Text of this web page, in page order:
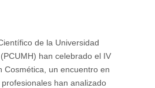
de la Universidad
han celebrado el IV
Cosmética, un encuentro en
han analizado